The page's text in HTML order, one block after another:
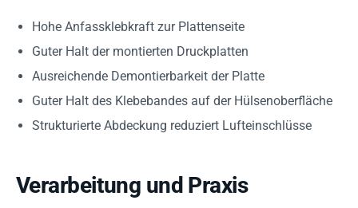
Hohe Anfassklebkraft zur Plattenseite
Guter Halt der montierten Druckplatten
Ausreichende Demontierbarkeit der Platte
Guter Halt des Klebebandes auf der Hülsenoberfläche
Strukturierte Abdeckung reduziert Lufteinschlüsse
Verarbeitung und Praxis